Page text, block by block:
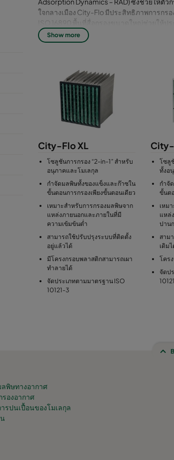
ใจกลางเมือง City-Flo มีประสิทธิภาพการกร
ISO 16890 พื้นที่สื่อกรองขนาดใหญ่ช่วยให้ป
Show more
City-Flo XL
โซลูชันการกรอง “2-in-1” สำหรับ
อนุภาคและโมเลกุล
กำจัดมลพิษทั้งของแข็งและก๊าซใน
ขั้นตอนการกรองเพียงขั้นตอนเดียว
เหมาะสำหรับการกรองมลพิษจาก
แหล่งภายนอกและภายในที่มี
ความเข้มข้นต่ำ
สามารถใช้ปรับปรุงระบบที่ติดตั้ง
อยู่แล้วได้
มีโครงกรอบพลาสติกสามารถเผา
ทำลายได้
จัดประเภทตามมาตรฐาน ISO
10121-3
โซลู
ทั้งอ
กำจั
ขั้นต
เหม
แหล่
ปาน
สาม
เดิม
โคร
จัดป
พิษทางอากาศ
องอากาศ
รปนเปื้อนของโมเลกุล